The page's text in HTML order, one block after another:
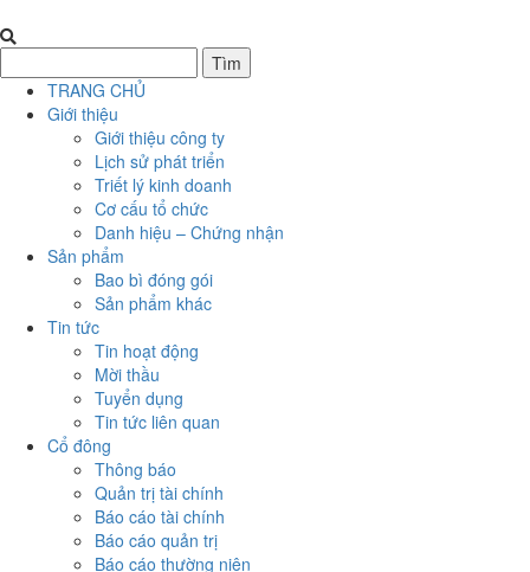
TRANG CHỦ
Giới thiệu
Giới thiệu công ty
Lịch sử phát triển
Triết lý kinh doanh
Cơ cấu tổ chức
Danh hiệu – Chứng nhận
Sản phẩm
Bao bì đóng gói
Sản phẩm khác
Tin tức
Tin hoạt động
Mời thầu
Tuyển dụng
Tin tức liên quan
Cổ đông
Thông báo
Quản trị tài chính
Báo cáo tài chính
Báo cáo quản trị
Báo cáo thường niên